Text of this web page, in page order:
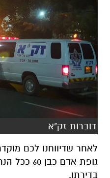
דוברות זק"א
לאחר שדיווחנו לכם
גופת אדם
בדירתו.
כעת אנו מדווחים על
כאשר צוות זק"א הוזעק